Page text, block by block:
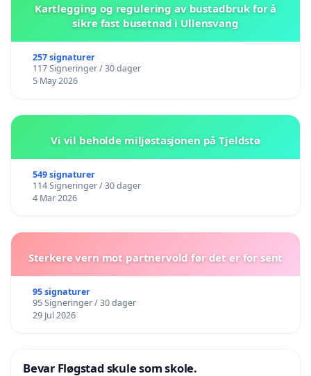
Kartlegging og regulering av bustadbruk for å
sikre fast busetnad i Ullensvang
257 signaturer
117 Signeringer / 30 dager
5 May 2026
Vi vil beholde miljøstasjonen på Tjeldstø
549 signaturer
114 Signeringer / 30 dager
4 Mar 2026
Sterkere vern mot partnervold før det er for sent
95 signaturer
95 Signeringer / 30 dager
29 Jul 2026
Bevar Fløgstad skule som skole.